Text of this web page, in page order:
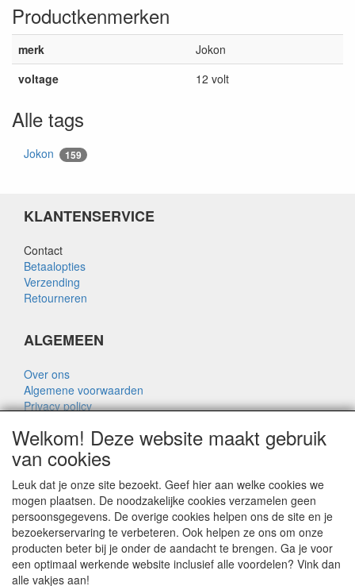
Productkenmerken
merk
Jokon
voltage
12 volt
Alle tags
Jokon 159
KLANTENSERVICE
Contact
Betaalopties
Verzending
Retourneren
ALGEMEEN
Over ons
Algemene voorwaarden
Privacy policy
Over Rik Thijssen
ALGEMEEN
www.rikthijssenshop.nl
logistiek door OTOPARTS BV
Welkom! Deze website maakt gebruik
van cookies
Leuk dat je onze site bezoekt. Geef hier aan welke cookies we
mogen plaatsen. De noodzakelijke cookies verzamelen geen
persoonsgegevens. De overige cookies helpen ons de site en je
bezoekerservaring te verbeteren. Ook helpen ze ons om onze
producten beter bij je onder de aandacht te brengen. Ga je voor
een optimaal werkende website inclusief alle voordelen? Vink dan
alle vakjes aan!